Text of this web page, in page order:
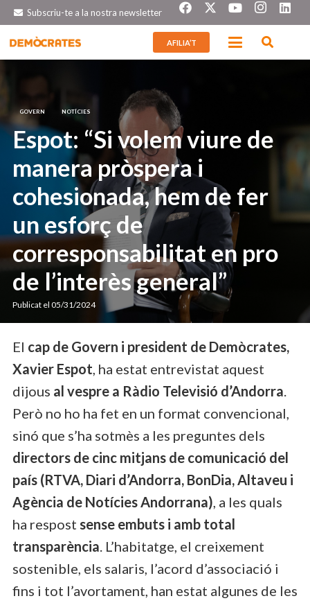
Subscriu-te a la nostra newsletter
AFILIA’T
GOVERN NOTÍCIES
Espot: “Si volem viure de
manera pròspera i
cohesionada, hem de fer
un esforç de
corresponsabilitat en pro
de l’interès general”
Publicat el 05/31/2024
El cap de Govern i president de Demòcrates,
Xavier Espot, ha estat entrevistat aquest
dijous al vespre a Ràdio Televisió d’Andorra.
Però no ho ha fet en un format convencional,
sinó que s’ha sotmès a les preguntes dels
directors de cinc mitjans de comunicació del
país (RTVA, Diari d’Andorra, BonDia, Altaveu i
Agència de Notícies Andorrana), a les quals
ha respost sense embuts i amb total
transparència. L’habitatge, el creixement
sostenible, els salaris, l’acord d’associació i
fins i tot l’avortament, han estat algunes de les